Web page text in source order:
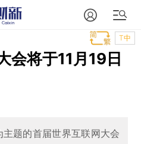
T中
会将于11月19日
主题的首届世界互联网大会